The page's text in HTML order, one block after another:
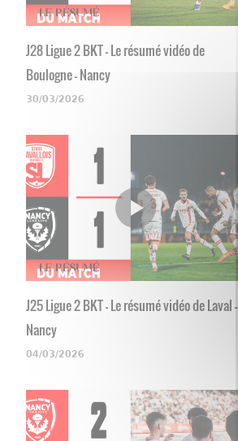
J28 Ligue 2 BKT - Le résumé vidéo de
Boulogne - Nancy
30/03/2026
J25 Ligue 2 BKT - Le résumé vidéo de Laval -
Nancy
04/03/2026